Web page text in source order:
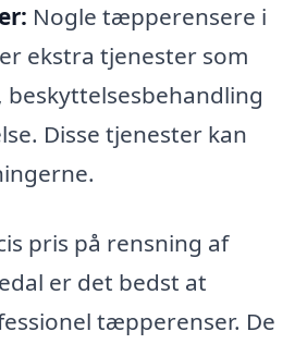
Nogle tæpperensere i
ekstra tjenester som
Disse tjenester kan
pris på rensning af
er det bedst at
tæpperenser. De